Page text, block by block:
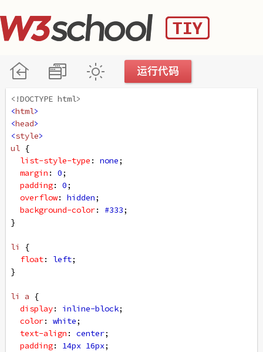
<!DOCTYPE html>
<html>
<head>
<style>
ul {
list-style-type : none;
margin : 0;
padding: 0;
overflow: hidden;
background-color: #333;
}
li
{
float: left;
}
li a {
display: inline-block;
color: white;
text-align : center;
padding: 14px 16px;